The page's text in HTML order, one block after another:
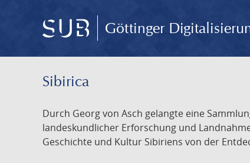
Göttinger
Sibirica
Durch Georg von Asch gelangte eine
landeskundlicher Erforschung und
Geschichte und Kultur Sibiriens von der